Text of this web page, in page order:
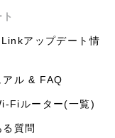
アップデート情
アル & FAQ
Fiルーター(一覧)
る質問